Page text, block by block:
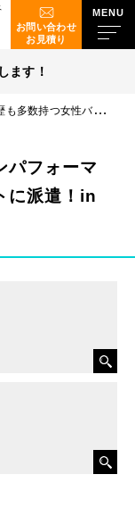
お問い合わせ
お見積り
します！
ルーンパフォーマーを学園祭のステージイベントに派遣！in群馬県高崎市
パフォーマ
に派遣！in